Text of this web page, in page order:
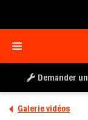
Demander
Galerie vidéos